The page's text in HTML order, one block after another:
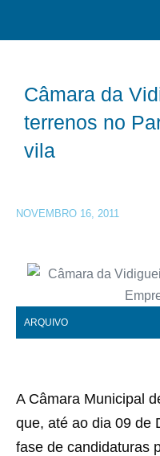
Câmara da
terrenos no
vila
NOVEMBRO 16, 2011
ARQUIVO
A Câmara Municipal
que, até ao dia 09 de
fase de candidaturas